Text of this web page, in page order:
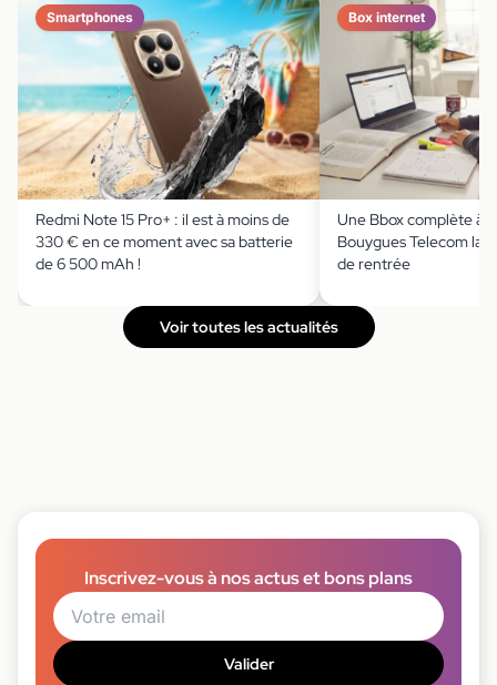
Smartphones
Redmi Note 15 Pro+ : il est à moins de
330 € en ce moment avec sa batterie
de 6 500 mAh !
Box internet
Une Bbox complète à
Bouygues Telecom
de rentrée
Voir toutes les actualités
Inscrivez-vous à nos actus et bons plans
Valider